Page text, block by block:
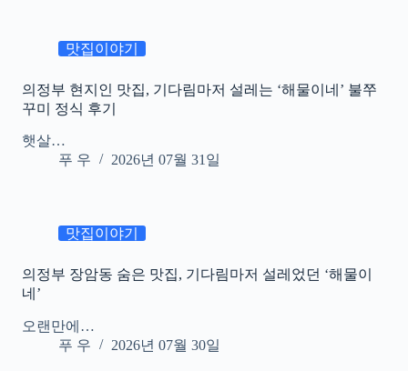
맛집이야기
의정부 현지인 맛집, 기다림마저 설레는 ‘해물이네’ 불쭈
꾸미 정식 후기
햇살…
푸 우
2026년 07월 31일
맛집이야기
의정부 장암동 숨은 맛집, 기다림마저 설레었던 ‘해물이
네’
오랜만에…
푸 우
2026년 07월 30일